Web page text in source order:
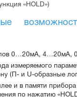
«HOLD»)
0…20мА,
измеряемого
(П- и U-образные
и в памяти прибора
по нажатию